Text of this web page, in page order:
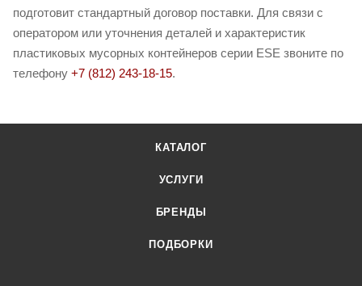
подготовит стандартный договор поставки. Для связи с
оператором или уточнения деталей и характеристик
пластиковых мусорных контейнеров серии ESE звоните по
телефону +7 (812) 243-18-15.
КАТАЛОГ
УСЛУГИ
БРЕНДЫ
ПОДБОРКИ